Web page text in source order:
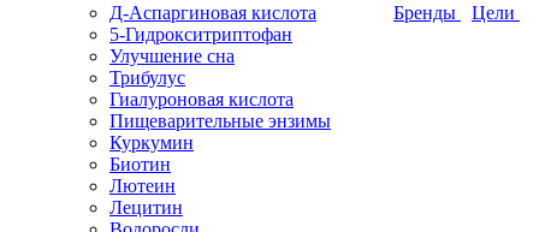
Д-Аспаргиновая кислота
5-Гидрокситриптофан
Улучшение сна
Трибулус
Гиалуроновая кислота
Пищеварительные энзимы
Куркумин
Биотин
Лютеин
Лецитин
Бренды Цели